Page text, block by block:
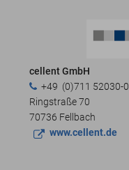
cellent GmbH
+49  (0)711 52030-0
Ringstraße 70
70736 Fellbach
www.cellent.de